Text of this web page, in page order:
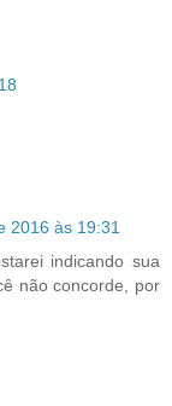
2016 às 19:31
indicando sua
não concorde, por